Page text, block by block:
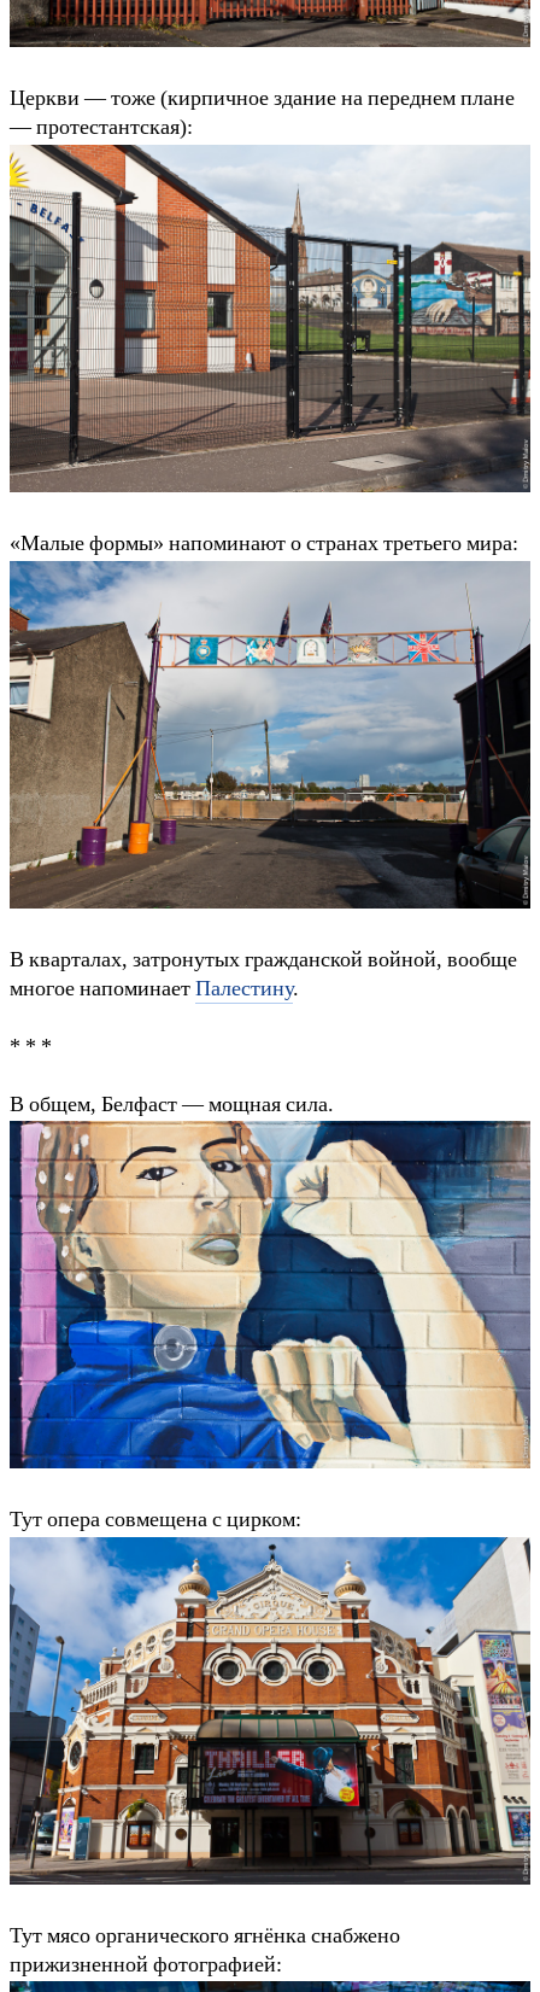
Церкви — тоже (кирпичное здание на переднем плане
— протестантская):
«Малые формы» напоминают о странах третьего мира:
В кварталах, затронутых гражданской войной, вообще
многое напоминаетПалестину.
* * *
В общем, Белфаст — мощная сила.
Тут опера совмещена с цирком:
Тут мясо органического ягнёнка снабжено
прижизненной фотографией: